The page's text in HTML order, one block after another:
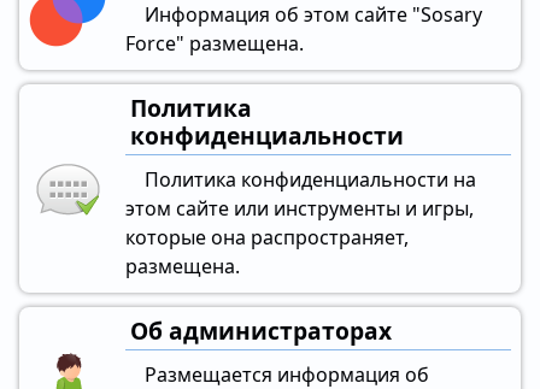
Информация об этом сайте "Sosary
Force" размещена.
Политика
конфиденциальности
Политика конфиденциальности на
этом сайте или инструменты и игры,
которые она распространяет,
размещена.
Об администраторах
Размещается информация об